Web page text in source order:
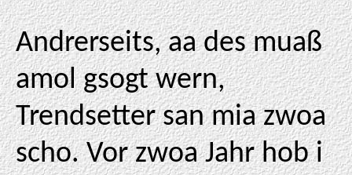
Andrerseits, aa des muaß
amol gsogt wern,
Trendsetter san mia zwoa
scho. Vor zwoa Jahr hob i